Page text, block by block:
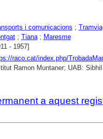
i comunicacions ; Tramvia
; Tiana; Maresme
- 1957]
raco.cat/index.php/
Ramon Muntaner; UAB:
a aquest